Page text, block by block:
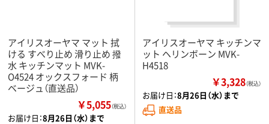
アイリスオーヤマ マット 拭
ける すべり止め 滑り止め 撥
水 キッチンマット MVK-
O4524 オックスフォード 柄
ベージュ（直送品）
￥5,055（税込）
お届け日：8月26日（水）まで
アイリスオーヤマ キッチンマ
ット ヘリンボーン MVK-
H4518
￥3,328（税込）
お届け日：8月26日（水）まで
直送品